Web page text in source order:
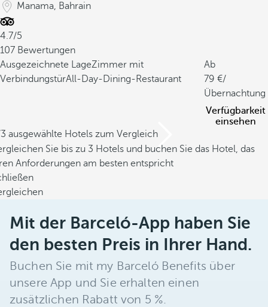
Manama, Bahrain
4.7/5
107 Bewertungen
Ausgezeichnete LageZimmer mit
VerbindungstürAll-Day-Dining-Restaurant
Ab
79
/
Übernachtung
Verfügbarkeit
einsehen
ausgewählte Hotels zum Vergleich
Sie bis zu 3 Hotels und buchen Sie das Hotel, das
Anforderungen am besten entspricht
Mit der Barceló-App haben Sie
den besten Preis in Ihrer Hand.
Buchen Sie mit my Barceló Benefits über
unsere App und Sie erhalten einen
zusätzlichen Rabatt von 5 %.